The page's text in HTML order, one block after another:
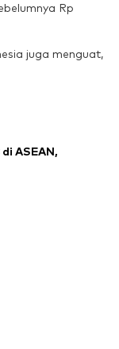
Rp
juga menguat,
ASEAN,